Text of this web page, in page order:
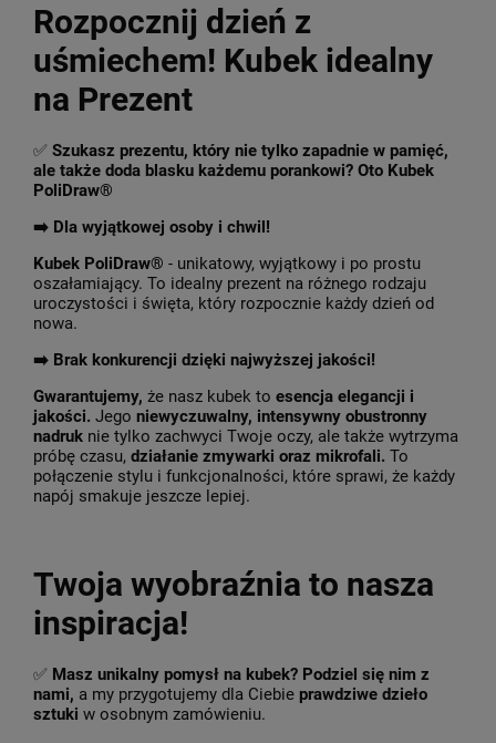
Rozpocznij dzień z
uśmiechem! Kubek idealny
na Prezent
✅ Szukasz prezentu, który nie tylko zapadnie w pamięć,
ale także doda blasku każdemu porankowi? Oto Kubek
PoliDraw®
➡️ Dla wyjątkowej osoby i chwil!
Kubek PoliDraw® - unikatowy, wyjątkowy i po prostu
oszałamiający. To idealny prezent na różnego rodzaju
uroczystości i święta, który rozpocznie każdy dzień od
nowa.
➡️ Brak konkurencji dzięki najwyższej jakości!
Gwarantujemy, że nasz kubek to esencja elegancji i
jakości. Jego niewyczuwalny, intensywny obustronny
nadruk nie tylko zachwyci Twoje oczy, ale także wytrzyma
próbę czasu, działanie zmywarki oraz mikrofali. To
połączenie stylu i funkcjonalności, które sprawi, że każdy
napój smakuje jeszcze lepiej.
Twoja wyobraźnia to nasza
inspiracja!
✅ Masz unikalny pomysł na kubek? Podziel się nim z
nami, a my przygotujemy dla Ciebie prawdziwe dzieło
sztuki w osobnym zamówieniu.